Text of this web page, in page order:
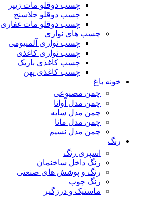
چسب دوقلو مات زیپر
چسب دوقلو جلاسنج
چسب دوقلو مات غفاری
چسب های نواری
چسب نواری آلمنیومی
چسب نواری کاغذی
چسب کاغذی باریک
چسب کاغذی پهن
خونه باغ
چمن مصنوعی
چمن مدل آوانا
چمن مدل سایه
چمن مدل مانا
چمن مدل نسیم
رنگ
اسپری رنگ
رنگ داخل ساخنمان
رنگ و پوشش های صنعتی
رنگ چوب
ماستیک و درزگیر